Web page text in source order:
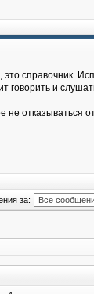
справочник.
и
не отказываться
за: